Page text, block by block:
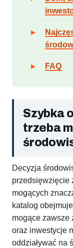
FAQ
Szybka
trzeba
Decyzja
przedsięwzięcie
mogących
katalog
mogące zawsze
oraz inwestycje
oddziaływać na